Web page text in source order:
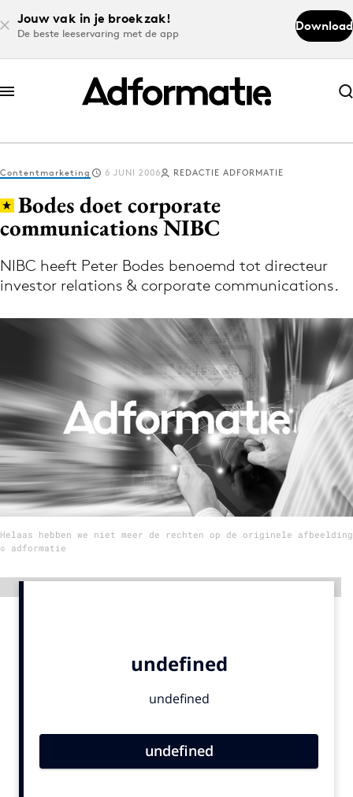
Jouw vak in je broekzak!
De beste leeservaring met de app
Download
Abonneer nu
Abonneer nu
Log in
Volg het laatste nieuws via de Adformatie
Nieuws app
Menu
Home
9 sept: GenAI-training
12 nov: MarketingLive!
Adverteren
Events
Carriere
Contentmarketing 6 JUNI 2006 REDACTIE ADFORMATIE
Bodes doet corporate
communications NIBC
NIBC heeft Peter Bodes benoemd tot directeur
investor relations & corporate communications.
Helaas hebben we niet meer de rechten op de originele afbeelding
© adformatie